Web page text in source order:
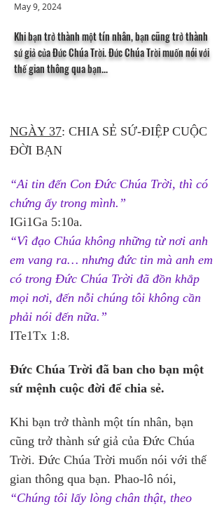
May 9, 2024
Khi bạn trở thành một tín nhân, bạn cũng trở thành
sứ giả của Đức Chúa Trời. Đức Chúa Trời muốn nói với
thế gian thông qua bạn...
NGÀY 37: CHIA SẺ SỨ-ĐIỆP CUỘC
ĐỜI BẠN
“Ai tin đến Con Đức Chúa Trời, thì có
chứng ấy trong mình.”
IGi1Ga 5:10a.
“Vì đạo Chúa không những từ nơi anh
em vang ra… nhưng đức tin mà anh em
có trong Đức Chúa Trời đã đồn khắp
mọi nơi, đến nỗi chúng tôi không cần
phải nói đến nữa.”
ITe1Tx 1:8.
Đức Chúa Trời đã ban cho bạn một
sứ mệnh cuộc đời để chia sẻ.
Khi bạn trở thành một tín nhân, bạn
cũng trở thành sứ giả của Đức Chúa
Trời. Đức Chúa Trời muốn nói với thế
gian thông qua bạn. Phao-lô nói,
“Chúng tôi lấy lòng chân thật, theo